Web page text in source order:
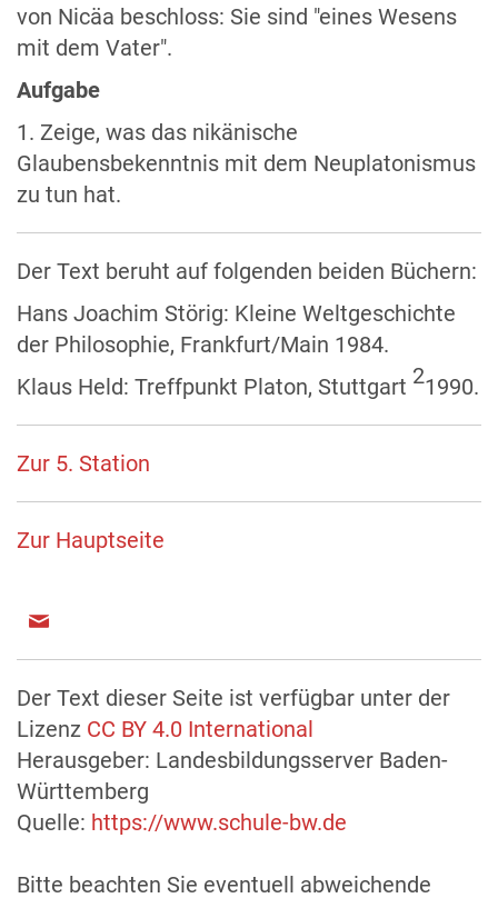
von Nicäa beschloss: Sie sind "eines Wesens
mit dem Vater".
Aufgabe
1. Zeige, was das nikänische
Glaubensbekenntnis mit dem Neuplatonismus
zu tun hat.
Der Text beruht auf folgenden beiden Büchern:
Hans Joachim Störig: Kleine Weltgeschichte
der Philosophie, Frankfurt/Main 1984.
Klaus Held: Treffpunkt Platon, Stuttgart 21990.
Zur 5. Station
Zur Hauptseite
Der Text dieser Seite ist verfügbar unter der
Lizenz CC BY 4.0 International
Herausgeber: Landesbildungsserver Baden-
Württemberg
Quelle: https://www.schule-bw.de
Bitte beachten Sie eventuell abweichende